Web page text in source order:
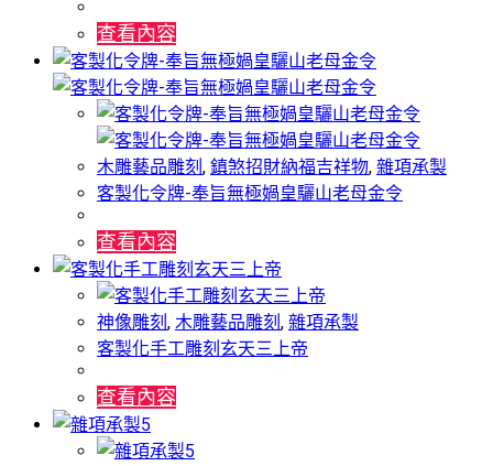
查看內容
木雕藝品雕刻 , 鎮煞招財納福吉祥物, 雜項承製
客製化令牌-奉旨無極媧皇驪山老母金令
查看內容
神像雕刻 , 木雕藝品雕刻 , 雜項承製
客製化手工雕刻玄天三上帝
查看內容